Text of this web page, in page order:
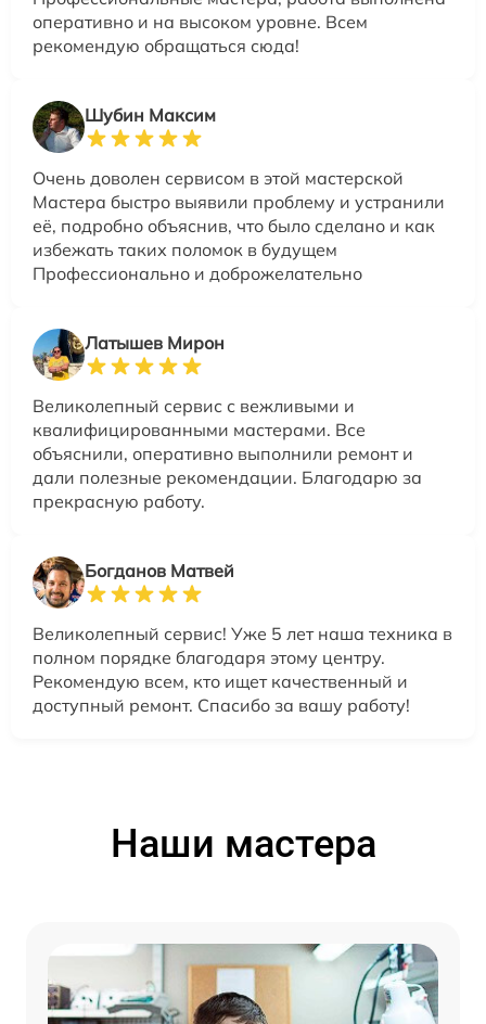
оперативно и на высоком уровне. Всем
рекомендую обращаться сюда!
Шубин Максим
Очень доволен сервисом в этой мастерской
Мастера быстро выявили проблему и устранили
её, подробно объяснив, что было сделано и как
избежать таких поломок в будущем
Профессионально и доброжелательно
Латышев Мирон
Великолепный сервис с вежливыми и
квалифицированными мастерами. Все
объяснили, оперативно выполнили ремонт и
дали полезные рекомендации. Благодарю за
прекрасную работу.
Богданов Матвей
Великолепный сервис! Уже 5 лет наша техника в
полном порядке благодаря этому центру.
Рекомендую всем, кто ищет качественный и
доступный ремонт. Спасибо за вашу работу!
Наши мастера